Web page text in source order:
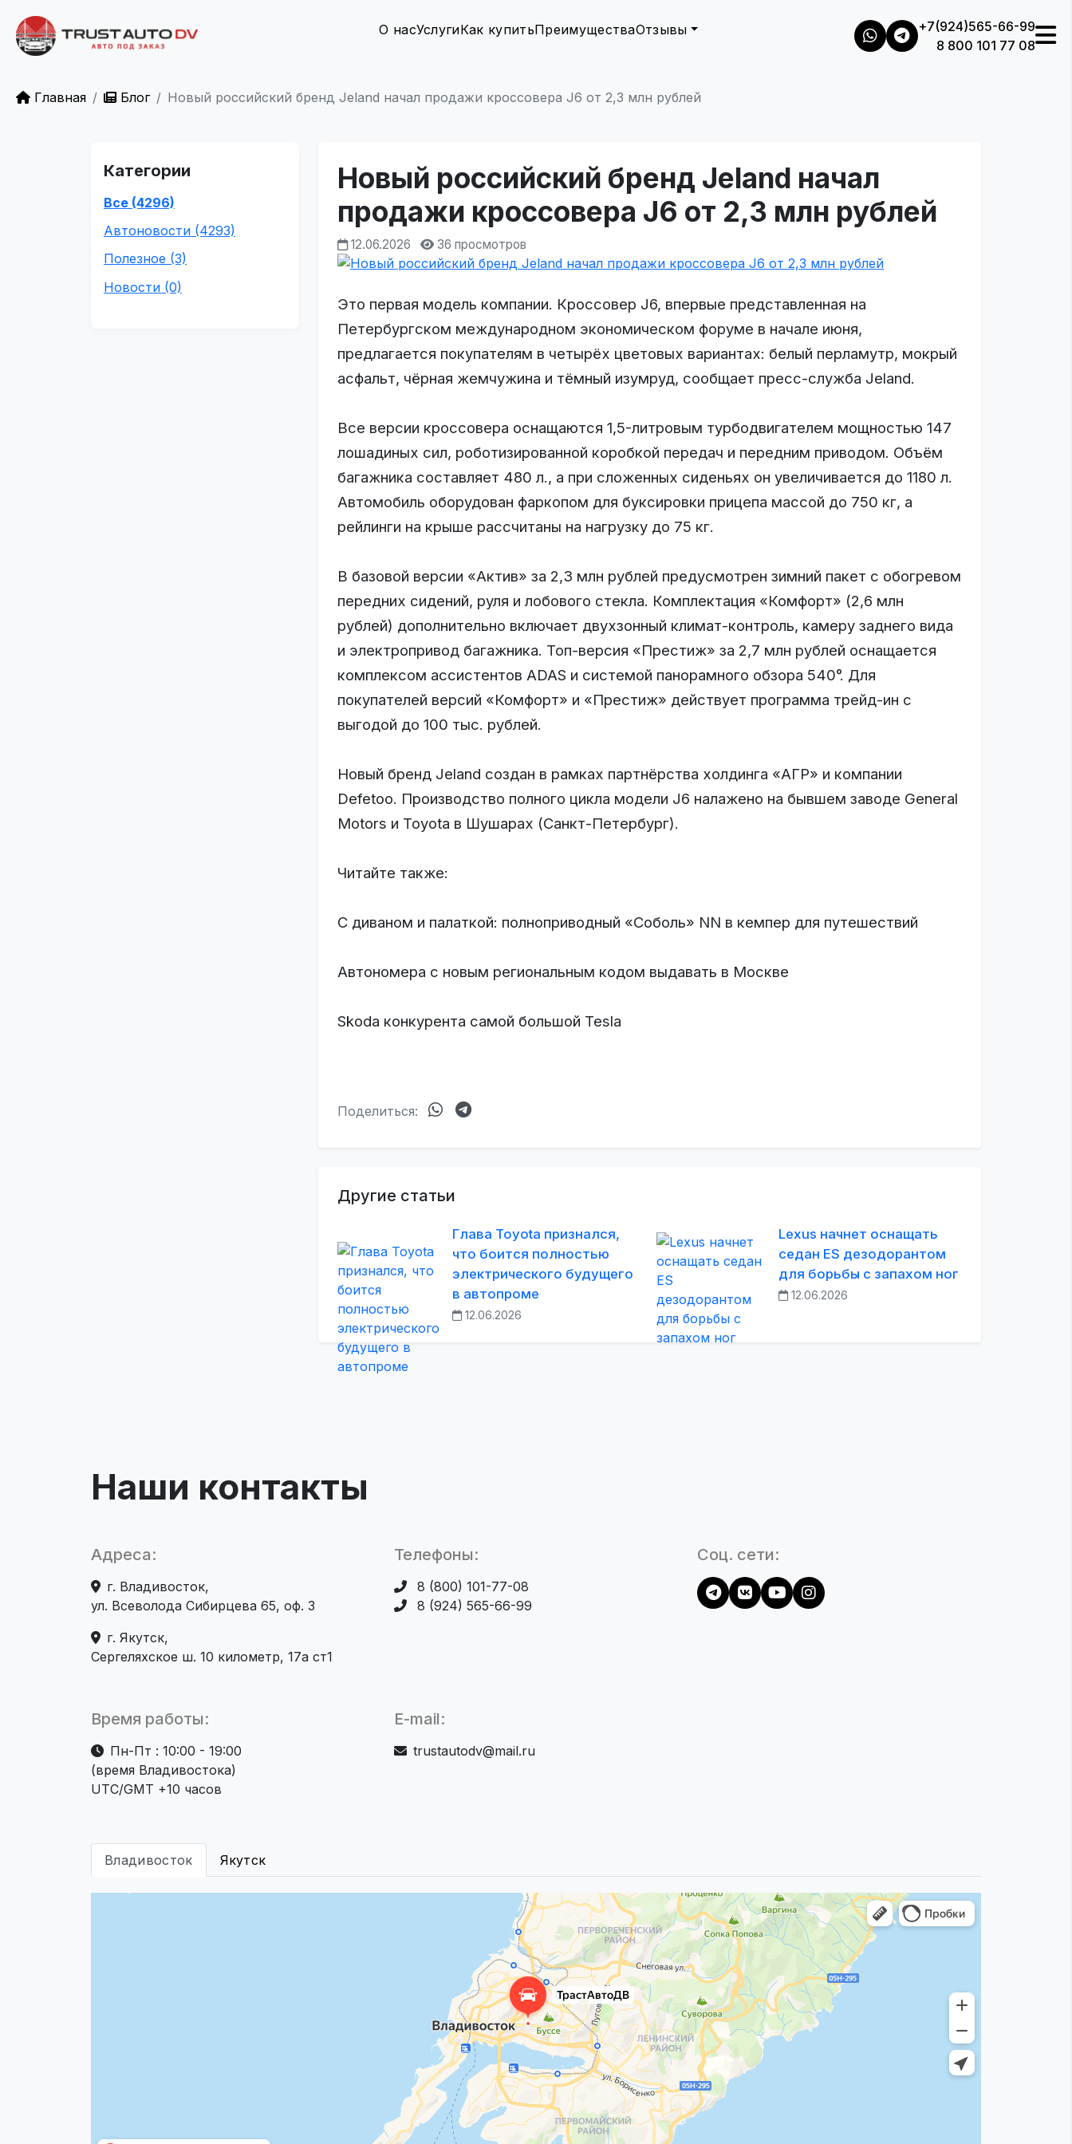
О насУслугиКак купитьПреимуществаОтзывы
+7(924)565-66-99
8 800 101 77 08
Главная Блог Новый российский бренд Jeland начал продажи кроссовера J6 от 2,3 млн рублей
Категории
Все (4296)
Автоновости (4293)
Полезное (3)
Новости (0)
Новый российский бренд Jeland начал
продажи кроссовера J6 от 2,3 млн рублей
12.06.2026 36 просмотров
Это первая модель компании. Кроссовер J6, впервые представленная на
Петербургском международном экономическом форуме в начале июня,
предлагается покупателям в четырёх цветовых вариантах: белый перламутр, мокрый
асфальт, чёрная жемчужина и тёмный изумруд, сообщает пресс-служба Jeland.
Все версии кроссовера оснащаются 1,5-литровым турбодвигателем мощностью 147
лошадиных сил, роботизированной коробкой передач и передним приводом. Объём
багажника составляет 480 л., а при сложенных сиденьях он увеличивается до 1180 л.
Автомобиль оборудован фаркопом для буксировки прицепа массой до 750 кг, а
рейлинги на крыше рассчитаны на нагрузку до 75 кг.
В базовой версии «Актив» за 2,3 млн рублей предусмотрен зимний пакет с обогревом
передних сидений, руля и лобового стекла. Комплектация «Комфорт» (2,6 млн
рублей) дополнительно включает двухзонный климат-контроль, камеру заднего вида
и электропривод багажника. Топ-версия «Престиж» за 2,7 млн рублей оснащается
комплексом ассистентов ADAS и системой панорамного обзора 540°. Для
покупателей версий «Комфорт» и «Престиж» действует программа трейд-ин с
выгодой до 100 тыс. рублей.
Новый бренд Jeland создан в рамках партнёрства холдинга «АГР» и компании
Defetoo. Производство полного цикла модели J6 налажено на бывшем заводе General
Motors и Toyota в Шушарах (Санкт-Петербург).
Читайте также:
С диваном и палаткой: полноприводный «Соболь» NN в кемпер для путешествий
Автономера с новым региональным кодом выдавать в Москве
Skoda конкурента самой большой Tesla
Поделиться:
Другие статьи
Глава Toyota признался,
что боится полностью
электрического будущего
в автопроме
12.06.2026
Lexus начнет оснащать
седан ES дезодорантом
для борьбы с запахом ног
12.06.2026
Наши контакты
Адреса:
г. Владивосток,
ул. Всеволода Сибирцева 65, оф. 3
г. Якутск,
Сергеляхское ш. 10 километр, 17а ст1
Телефоны:
8 (800) 101-77-08
8 (924) 565-66-99
Соц. сети:
Время работы:
Пн-Пт : 10:00 - 19:00
(время Владивостока)
UTC/GMT +10 часов
E-mail:
trustautodv@mail.ru
Владивосток Якутск